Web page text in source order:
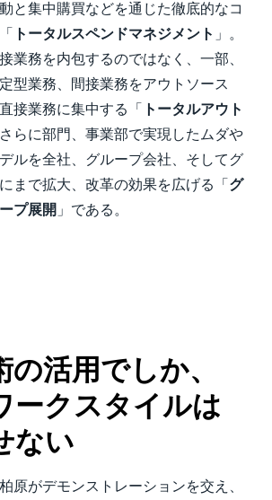
と集中購買などを通じた徹底的なコ
トータルスペンドマネジメント 」。
業務を内包するのではなく、一部、
型業務、間接業務をアウトソース
接業務に集中する「
トータルアウト
らに部門、事業部で実現したムダや
ルを全社、グループ会社、そしてグ
まで拡大、改革の効果を広げる「 グ
プ展開 」である。
の活用でしか、
ークスタイルは
ない
原がデモンストレーションを交え、